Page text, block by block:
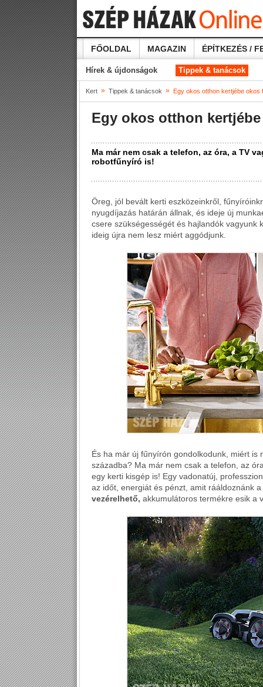
FŐOLDAL MAGAZIN ÉPÍTKEZÉS /
Hírek & újdonságok Tippek & tanácsok
Kert » Tippek & tanácsok » Egy okos otthon kertjébe okos
Egy okos otthon
Ma már nem csak a telefon, az óra, a TV
robotfűnyíró is!
Öreg, jól bevált kerti eszközeinkről,
nyugdíjazás határán állnak, és ideje új
csere szükségességét és hajlandók vagyunk
ideig újra nem lesz miért aggódjunk.
És ha már új fűnyírón gondolkodunk, miért is
századba? Ma már nem csak a telefon, az
egy kerti kisgép is! Egy vadonatúj,
az időt, energiát és pénzt, amit rááldoznánk
vezérelhető, akkumulátoros termékre esik a